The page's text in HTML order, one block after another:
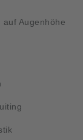
Augenhöhe